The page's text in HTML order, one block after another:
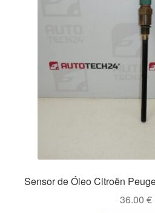
Sensor de Óleo Citroën
36.00 €